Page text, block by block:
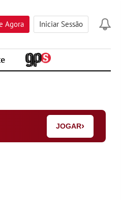
Agora Iniciar Sessão
JOGAR›